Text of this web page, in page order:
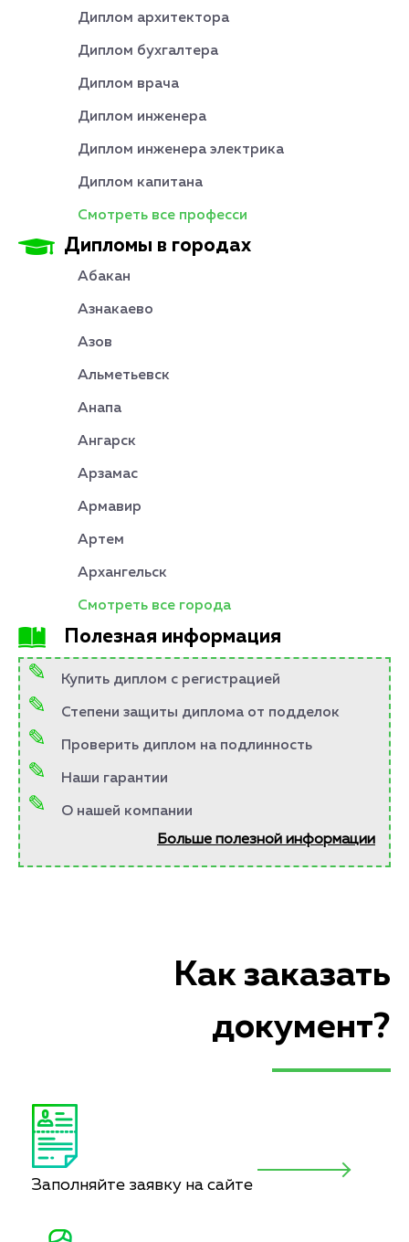
Диплом архитектора
Диплом бухгалтера
Диплом врача
Диплом инженера
Диплом инженера электрика
Диплом капитана
Смотреть все професси
Дипломы в городах
Абакан
Азнакаево
Азов
Альметьевск
Анапа
Ангарск
Арзамас
Армавир
Артем
Архангельск
Смотреть все города
Полезная информация
Купить диплом с регистрацией
Степени защиты диплома от подделок
Проверить диплом на подлинность
Наши гарантии
О нашей компании
Больше полезной информации
Как заказать
документ?
Заполняйте заявку на сайте